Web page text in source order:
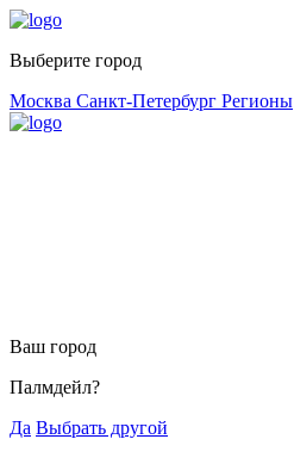
Выберите город
Москва Санкт-Петербург Регионы
Ваш город
Палмдейл?
Да Выбрать другой